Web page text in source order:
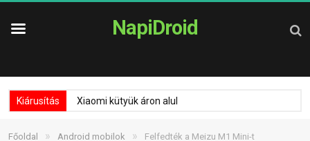
NapiDroid
Kiárusítás Xiaomi kütyük áron alul
Főoldal » Android mobilok » Felfedték a Meizu M1 Mini-t